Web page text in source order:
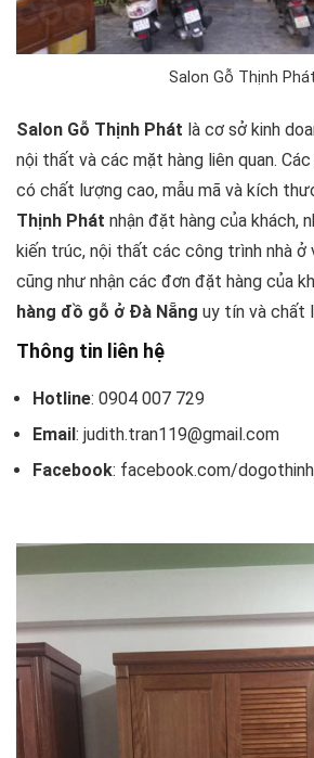
Salon Gỗ Thịnh Phát
Salon Gỗ Thịnh Phát là cơ sở kinh
nội thất và các mặt hàng liên quan.
có chất lượng cao, mẫu mã và kích
Thịnh Phát nhận đặt hàng của khách,
kiến trúc, nội thất các công trình nhà ở
cũng như nhận các đơn đặt hàng của
hàng đồ gỗ ở Đà Nẵng uy tín và chất
Thông tin liên hệ
Hotline: 0904 007 729
Email: judith.tran119@gmail.com
Facebook: facebook.com/